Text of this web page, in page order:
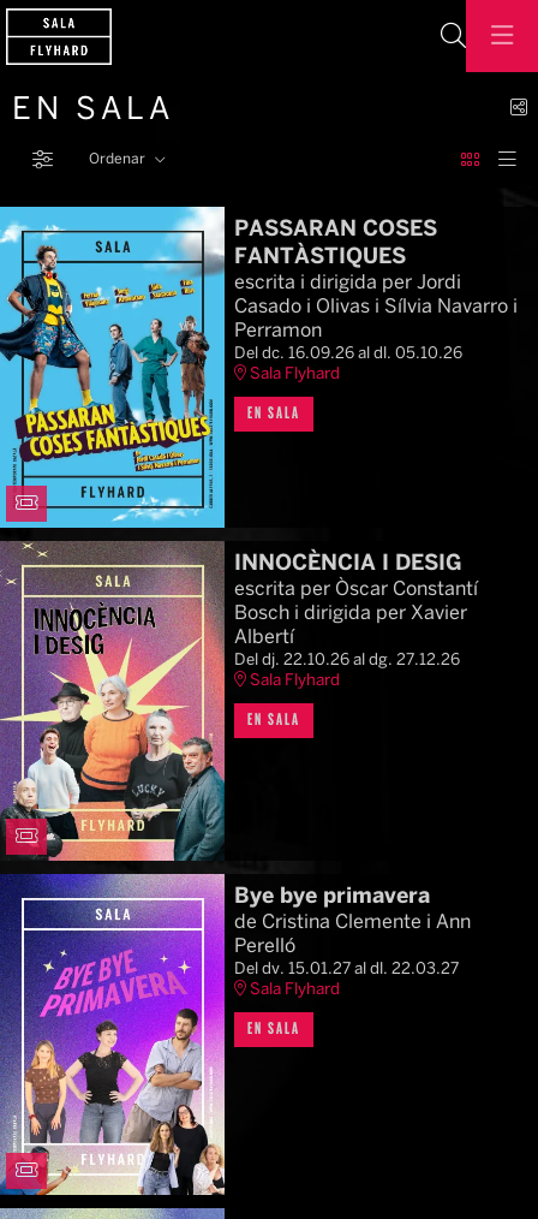
EN SALA
FiltrarOrdenar
PASSARAN COSES
FANTÀSTIQUES
escrita i dirigida per Jordi
Casado i Olivas i Sílvia Navarro i
Perramon
Del dc. 16.09.26al dl. 05.10.26
Sala Flyhard
EN SALA
INNOCÈNCIA I DESIG
escrita per Òscar Constantí
Bosch i dirigida per Xavier
Albertí
Del dj. 22.10.26al dg. 27.12.26
Sala Flyhard
EN SALA
Bye bye primavera
de Cristina Clemente i Ann
Perelló
Del dv. 15.01.27al dl. 22.03.27
Sala Flyhard
EN SALA